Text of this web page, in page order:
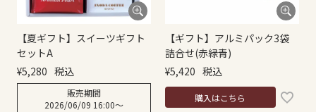
【夏ギフト】スイーツギフト
セットA
¥5,280 税込
販売期間
2026/06/09 16:00〜
【ギフト】アルミパック3袋
詰合せ(赤緑青)
¥5,420 税込
購入はこちら